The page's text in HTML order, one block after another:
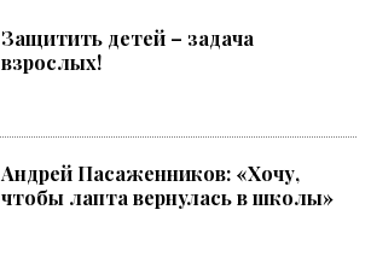
Защитить детей – задача
взрослых!
Андрей Пасаженников: «Хочу,
чтобы лапта вернулась в школы»